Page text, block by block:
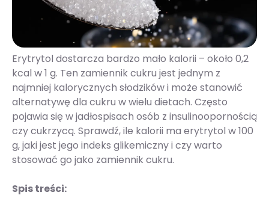
Erytrytol dostarcza bardzo mało kalorii – około 0,2
kcal w 1 g. Ten zamiennik cukru jest jednym z
najmniej kalorycznych słodzików i może stanowić
alternatywę dla cukru w wielu dietach. Często
pojawia się w jadłospisach osób z insulinoopornością
czy cukrzycą. Sprawdź, ile kalorii ma erytrytol w 100
g, jaki jest jego indeks glikemiczny i czy warto
stosować go jako zamiennik cukru.
Spis treści: